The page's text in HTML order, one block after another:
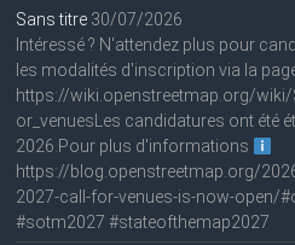
Sans titre 30/07/2026
Intéressé ? N'attendez plus pour
les modalités d'inscription via la
https://wiki.openstreetmap.org/wiki/
or_venuesLes candidatures ont été
2026.Pour plus d'informations
https://blog.openstreetmap.org/
2027-call-for-venues-is-now-open/
#sotm2027 #stateofthemap2027